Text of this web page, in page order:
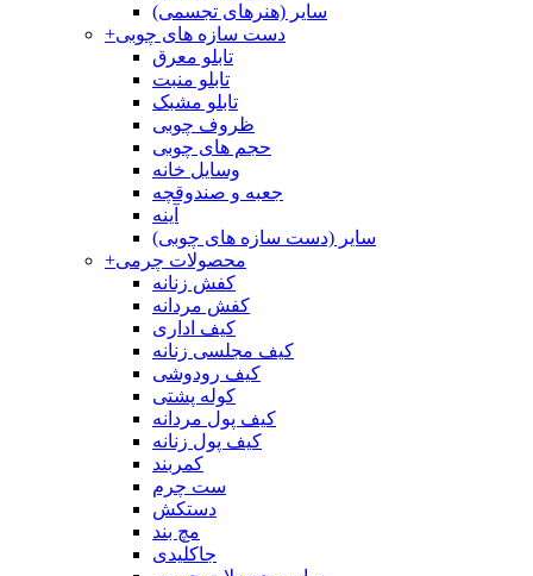
سایر (هنرهای تجسمی)
+دست سازه های چوبی
تابلو معرق
تابلو منبت
تابلو مشبک
ظروف چوبی
حجم های چوبی
وسایل خانه
جعبه و صندوقچه
آینه
سایر (دست سازه های چوبی)
+محصولات چرمی
کفش زنانه
کفش مردانه
کیف اداری
کیف مجلسی زنانه
کیف رودوشی
کوله پشتی
کیف پول مردانه
کیف پول زنانه
کمربند
ست چرم
دستکش
مچ بند
جاکلیدی